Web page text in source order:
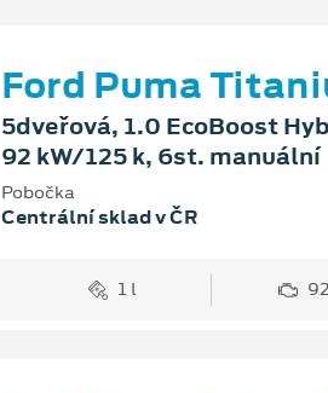
Ford Puma
5dveřová, 1.0 EcoBoost
92 kW/125 k, 6st. manuální
Pobočka
Centrální sklad v ČR
1 l